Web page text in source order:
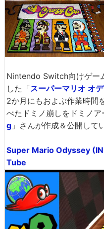
Nintendo Switch向けゲー
した「スーパーマリオ オ
2か月にもおよぶ作業時間
べたドミノ崩しをドミノ
g 」さんが作成＆公開して
Super Mario Odyssey
Tube